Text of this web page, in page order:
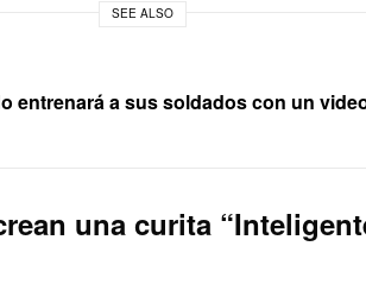
SEE ALSO
entrenará a sus soldados con un
una curita